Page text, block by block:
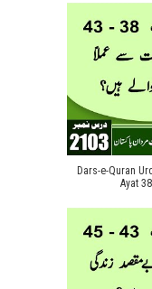
Dars-e-Quran